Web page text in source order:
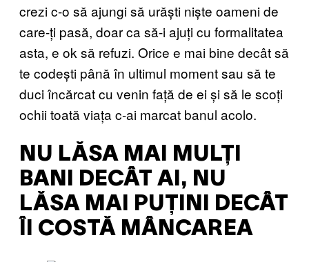
crezi c-o să ajungi să urăști niște oameni de
care-ți pasă, doar ca să-i ajuți cu formalitatea
asta, e ok să refuzi. Orice e mai bine decât să
te codești până în ultimul moment sau să te
duci încărcat cu venin față de ei și să le scoți
ochii toată viața c-ai marcat banul acolo.
NU LĂSA MAI MULȚI
BANI DECÂT AI, NU
LĂSA MAI PUȚINI DECÂT
ÎI COSTĂ MÂNCAREA